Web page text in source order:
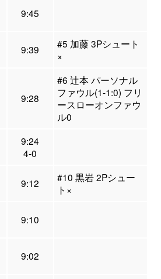
9:45
9:39
#5 加藤 3Pシュート
×
9:28
#6 辻本 パーソナル
ファウル(1-1:0) フリ
ースローオンファウ
ル0
9:24
4-0
9:12
#10 黒岩 2Pシュー
ト×
9:10
9:02